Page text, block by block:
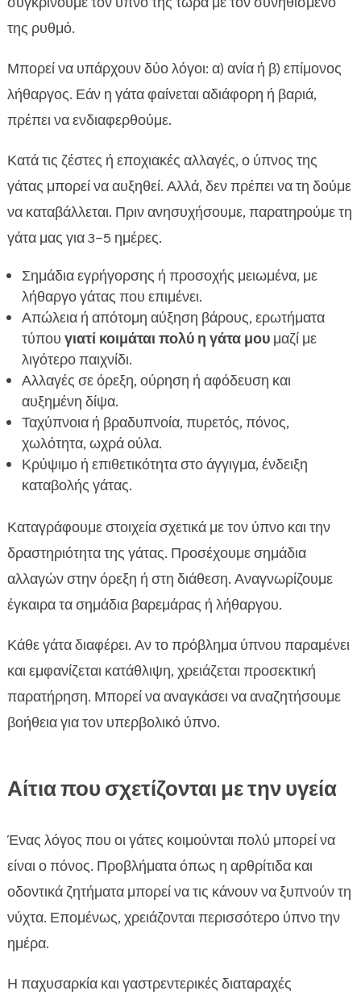
της ρυθμό.
Μπορεί να υπάρχουν δύο λόγοι: α) ανία ή β) επίμονος
λήθαργος. Εάν η γάτα φαίνεται αδιάφορη ή βαριά,
πρέπει να ενδιαφερθούμε.
Κατά τις ζέστες ή εποχιακές αλλαγές, ο ύπνος της
γάτας μπορεί να αυξηθεί. Αλλά, δεν πρέπει να τη δούμε
να καταβάλλεται. Πριν ανησυχήσουμε, παρατηρούμε τη
γάτα μας για 3–5 ημέρες.
Σημάδια εγρήγορσης ή προσοχής μειωμένα, με
λήθαργο γάτας που επιμένει.
Απώλεια ή απότομη αύξηση βάρους, ερωτήματα
τύπου γιατί κοιμάται πολύ η γάτα μουμαζί με
λιγότερο παιχνίδι.
Αλλαγές σε όρεξη, ούρηση ή αφόδευση και
αυξημένη δίψα.
Ταχύπνοια ή βραδυπνοία, πυρετός, πόνος,
χωλότητα, ωχρά ούλα.
Κρύψιμο ή επιθετικότητα στο άγγιγμα, ένδειξη
καταβολής γάτας.
Καταγράφουμε στοιχεία σχετικά με τον ύπνο και την
δραστηριότητα της γάτας. Προσέχουμε σημάδια
αλλαγών στην όρεξη ή στη διάθεση. Αναγνωρίζουμε
έγκαιρα τα σημάδια βαρεμάρας ή λήθαργου.
Κάθε γάτα διαφέρει. Αν το πρόβλημα ύπνου παραμένει
και εμφανίζεται κατάθλιψη, χρειάζεται προσεκτική
παρατήρηση. Μπορεί να αναγκάσει να αναζητήσουμε
βοήθεια για τον υπερβολικό ύπνο.
Αίτια που σχετίζονται με την υγεία
Ένας λόγος που οι γάτες κοιμούνται πολύ μπορεί να
είναι ο πόνος. Προβλήματα όπως η αρθρίτιδα και
οδοντικά ζητήματα μπορεί να τις κάνουν να ξυπνούν τη
νύχτα. Επομένως, χρειάζονται περισσότερο ύπνο την
ημέρα.
Η παχυσαρκία και γαστρεντερικές διαταραχές